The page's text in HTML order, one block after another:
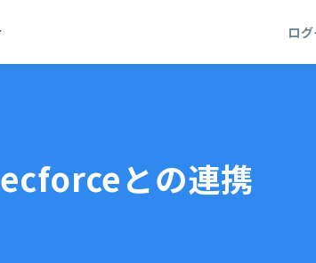
ロ
ecforceとの連携